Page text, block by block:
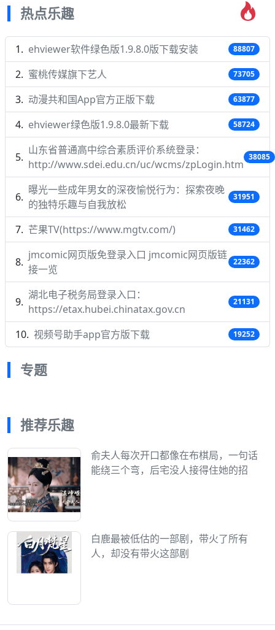
热点乐趣
ehviewer软件绿色版1.9.8.0版下载安装 88807
蜜桃传媒旗下艺人 73705
动漫共和国App官方正版下载 63877
ehviewer绿色版1.9.8.0最新下载 58724
山东省普通高中综合素质评价系统登录：
http://www.sdei.edu.cn/uc/wcms/zpLogin.htm
38085
曝光一些成年男女的深夜愉悦行为：探索夜晚
的独特乐趣与自我放松
31951
芒果TV(https://www.mgtv.com/) 31462
jmcomic网页版免登录入口 jmcomic网页版链
接一览
22362
湖北电子税务局登录入口：
https://etax.hubei.chinatax.gov.cn
21131
视频号助手app官方版下载 19252
专题
推荐乐趣
俞夫人每次开口都像在布棋局，一句话
能绕三个弯，后宅没人接得住她的招
白鹿最被低估的一部剧，带火了所有
人，却没有带火这部剧